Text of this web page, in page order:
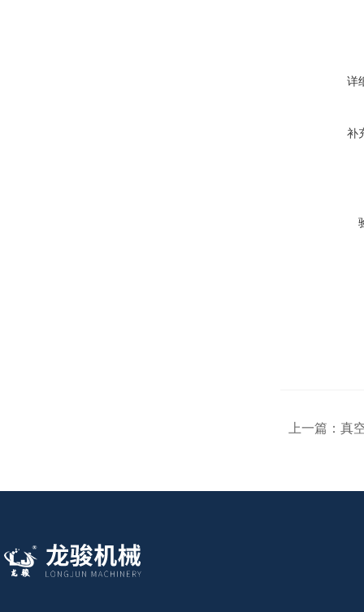
详
补
上一篇： 真